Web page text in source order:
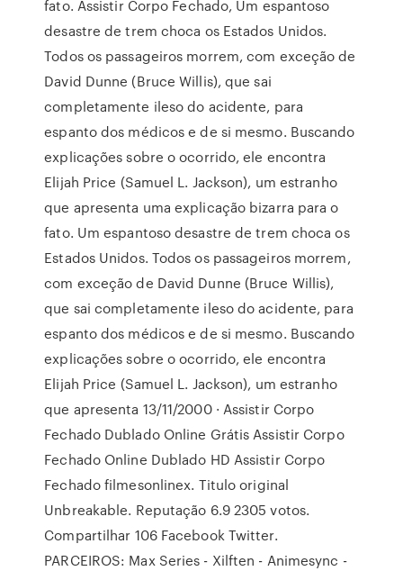
fato. Assistir Corpo Fechado, Um espantoso
desastre de trem choca os Estados Unidos.
Todos os passageiros morrem, com exceção de
David Dunne (Bruce Willis), que sai
completamente ileso do acidente, para
espanto dos médicos e de si mesmo. Buscando
explicações sobre o ocorrido, ele encontra
Elijah Price (Samuel L. Jackson), um estranho
que apresenta uma explicação bizarra para o
fato. Um espantoso desastre de trem choca os
Estados Unidos. Todos os passageiros morrem,
com exceção de David Dunne (Bruce Willis),
que sai completamente ileso do acidente, para
espanto dos médicos e de si mesmo. Buscando
explicações sobre o ocorrido, ele encontra
Elijah Price (Samuel L. Jackson), um estranho
que apresenta 13/11/2000 · Assistir Corpo
Fechado Dublado Online Grátis Assistir Corpo
Fechado Online Dublado HD Assistir Corpo
Fechado filmesonlinex. Titulo original
Unbreakable. Reputação 6.9 2305 votos.
Compartilhar 106 Facebook Twitter.
PARCEIROS: Max Series - Xilften - Animesync -